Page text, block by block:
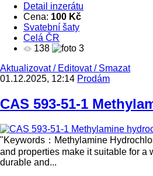
Detail inzerátu
Cena: 100 Kč
Svatební šaty
Celá ČR
138
3
Aktualizovat/ Editovat/ Smazat
01.12.2025, 12:14 Prodám
CAS 593-51-1
"Keywords：Methylamine
and properties make it suitable for
durable and...